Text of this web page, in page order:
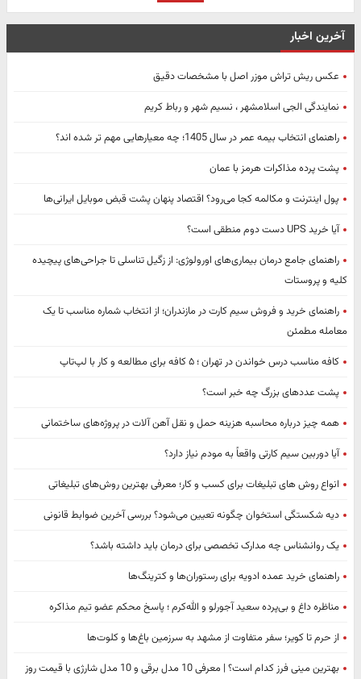
آخرین اخبار
عکس ریش تراش موزر اصل با مشخصات دقیق
نمایندگی الجی اسلامشهر ، نسیم شهر و رباط کریم
راهنمای انتخاب بیمه عمر در سال 1405؛ چه معیارهایی مهم ‌تر شده ‌اند؟
پشت پرده مذاکرات هرمز با عمان
پول اینترنت و مکالمه کجا می‌رود؟ اقتصاد پنهان پشت قبض موبایل ایرانی‌ها
آیا خرید UPS دست دوم منطقی است؟
راهنمای جامع درمان بیماری‌های اورولوژی: از زگیل تناسلی تا جراحی‌های پیچیده
کلیه و پروستات
راهنمای خرید و فروش سیم کارت در مازندران؛ از انتخاب شماره مناسب تا یک
معامله مطمئن
کافه مناسب درس خواندن در تهران ؛ ۵ کافه برای مطالعه و کار با لپ‌تاپ
پشت عددهای بزرگ چه خبر است؟
همه چیز درباره محاسبه هزینه حمل و نقل آهن آلات در پروژه‌های ساختمانی
آیا دوربین سیم کارتی واقعاً به مودم نیاز دارد؟
انواع روش های تبلیغات برای کسب و کار؛ معرفی بهترین روش‌های تبلیغاتی
دیه شکستگی استخوان چگونه تعیین می‌شود؟ بررسی آخرین ضوابط قانونی
یک روانشناس چه مدارک تخصصی برای درمان باید داشته باشد؟
راهنمای خرید عمده ادویه برای رستوران‌ها و کترینگ‌ها
مناظره داغ و بی‌پرده سعید آجورلو و الله‌کرم ؛ پاسخ محکم عضو تیم مذاکره
از حرم تا کویر؛ سفر متفاوت از مشهد به سرزمین باغ‌ها و کلوت‌ها
بهترین مینی فرز کدام است؟ | معرفی 10 مدل برقی و 10 مدل شارژی با قیمت روز